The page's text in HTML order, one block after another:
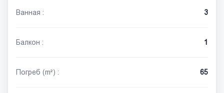
Ванная : 3
Балкон : 1
Погреб (m²) : 65